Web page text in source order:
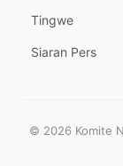
Tingwe
Siaran Pers
© 2026 Komite